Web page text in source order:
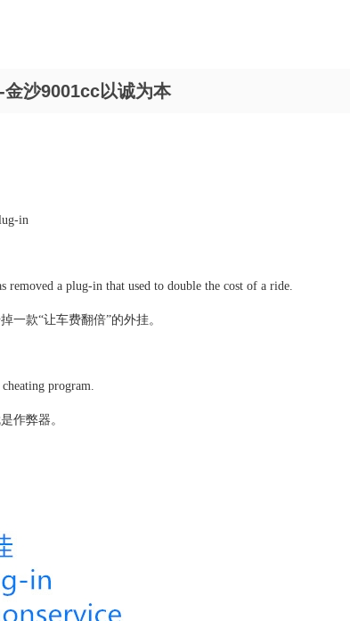
沙9001cc以诚为本
in
removed a plug-in that used to double the cost of a ride.
一款“让车费翻倍”的外挂。
program.
作弊器。